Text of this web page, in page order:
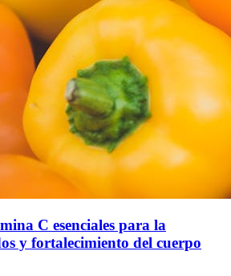
C esenciales para la
y fortalecimiento del cuerpo